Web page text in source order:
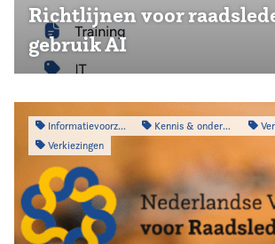
Richtlijnen voor
gebruik AI
Informatievoorziening Kennis & onderzoek
Verkiezingen